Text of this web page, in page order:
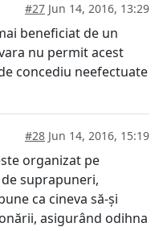
#27 Jun 14, 2016, 13:29
beneficiat de un
nu permit acest
concediu neefectuate
#28 Jun 14, 2016, 15:19
organizat pe
suprapuneri,
ca cineva să-și
asigurând odihna